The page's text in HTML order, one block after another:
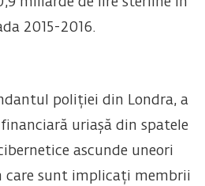
2015-2016.
poliției din Londra, a
uriașă din spatele
ascunde uneori
care sunt implicați membrii